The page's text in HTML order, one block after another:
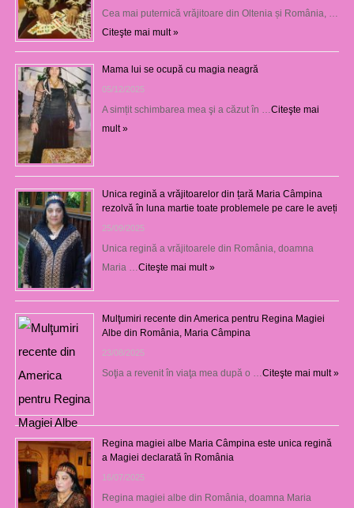
Cea mai puternică vrăjitoare din Oltenia și România, …
Citeşte mai mult »
Mama lui se ocupă cu magia neagră
05/12/2025
A simțit schimbarea mea şi a căzut în … Citeşte mai
mult »
Unica regină a vrăjitoarelor din țară Maria Câmpina
rezolvă în luna martie toate problemele pe care le aveți
25/09/2025
Unica regină a vrăjitoarele din România, doamna
Maria … Citeşte mai mult »
Mulţumiri recente din America pentru Regina Magiei
Albe din România, Maria Câmpina
23/08/2025
Soţia a revenit în viaţa mea după o … Citeşte mai mult »
Regina magiei albe Maria Câmpina este unica regină
a Magiei declarată în România
16/07/2025
Regina magiei albe din România, doamna Maria